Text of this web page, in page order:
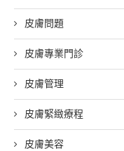
皮膚問題
皮膚專業門診
皮膚管理
皮膚緊緻療程
皮膚美容